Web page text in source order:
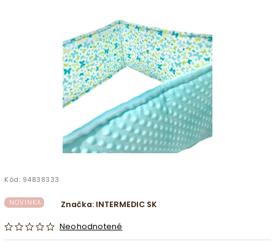
Kód: 94838333
NOVINKA
Neohodnotené
Značka: INTERMEDIC SK